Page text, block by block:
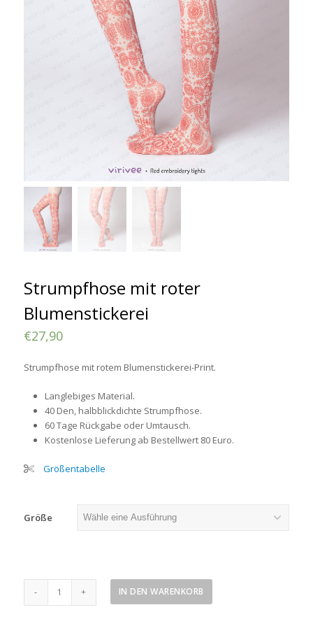
Strumpfhose mit roter
Blumenstickerei
€27,90
Strumpfhose mit rotem Blumenstickerei-Print.
Langlebiges Material.
40 Den, halbblickdichte Strumpfhose.
60 Tage Rückgabe oder Umtausch.
Kostenlose Lieferung ab Bestellwert 80 Euro.
Größentabelle
Größe
Strumpfhose
IN DEN WARENKORB